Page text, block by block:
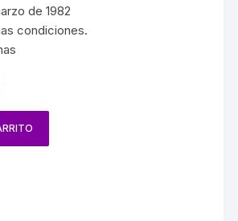
de 1982
condiciones.